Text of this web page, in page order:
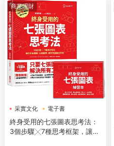
商業理財
采實文化 電子書
終身受用的七張圖表思考法：
3個步驟╳7種思考框架，讓你